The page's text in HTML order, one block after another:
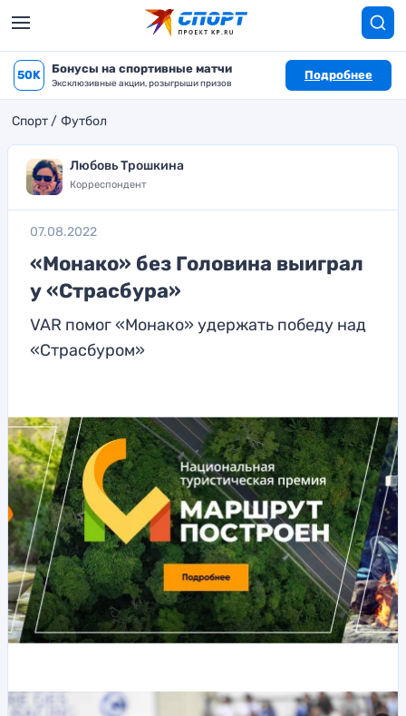
50K Бонусы на спортивные матчи
Эксклюзивные акции, розыгрыши призов
Подробнее
Спорт Футбол
Любовь Трошкина
Корреспондент
07.08.2022
«Монако» без Головина выиграл
у «Страсбура»
VAR помог «Монако» удержать победу над
«Страсбуром»